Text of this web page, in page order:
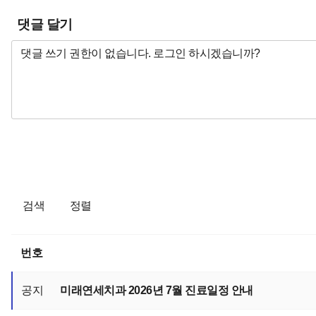
댓글 달기
검색 정렬
번호
공지 미래연세치과 2026년 7월 진료일정 안내